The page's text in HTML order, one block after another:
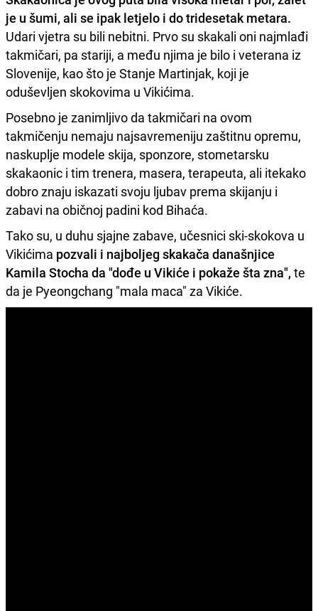
je u šumi, ali se ipak letjelo i do tridesetak metara.
Udari vjetra su bili nebitni. Prvo su skakali oni najmlađi
takmičari, pa stariji, a među njima je bilo i veterana iz
Slovenije, kao što je Stanje Martinjak, koji je
oduševljen skokovima u Vikićima.
Posebno je zanimljivo da takmičari na ovom
takmičenju nemaju najsavremeniju zaštitnu opremu,
naskuplje modele skija, sponzore, stometarsku
skakaonic i tim trenera, masera, terapeuta, ali itekako
dobro znaju iskazati svoju ljubav prema skijanju i
zabavi na običnoj padini kod Bihaća.
Tako su, u duhu sjajne zabave, učesnici ski-skokova u
Vikićima pozvali i najboljeg skakača današnjice
Kamila Stocha da "dođe u Vikiće i pokaže šta zna", te
da je Pyeongchang "mala maca" za Vikiće.